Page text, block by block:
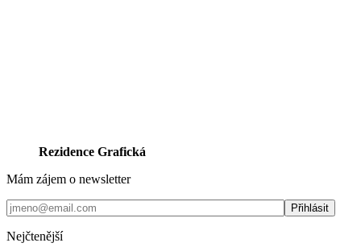
Rezidence Grafická
Mám zájem o newsletter
Nejčtenější